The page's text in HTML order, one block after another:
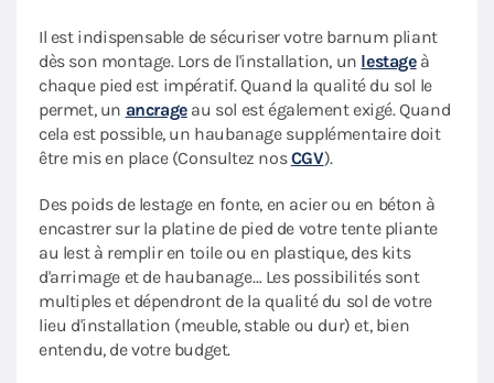
Il est indispensable de sécuriser votre barnum pliant
dès son montage. Lors de l'installation, un lestageà
chaque pied est impératif. Quand la qualité du sol le
permet, un ancrageau sol est également exigé. Quand
cela est possible, un haubanage supplémentaire doit
être mis en place (Consultez nosCGV).
Des poids de lestage en fonte, en acier ou en béton à
encastrer sur la platine de pied de votre tente pliante
au lest à remplir en toile ou en plastique, des kits
d'arrimage et de haubanage… Les possibilités sont
multiples et dépendront de la qualité du sol de votre
lieu d'installation (meuble, stable ou dur) et, bien
entendu, de votre budget.